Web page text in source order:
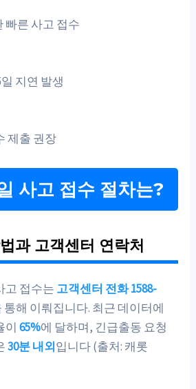
빠른 사고 접수
지연 발생
제출 권장
사고 접수 절차는?
과 고객센터 연락처
고 접수는 고객센터 전화 1588-
통해 이뤄집니다. 최근 데이터에
이65%에 달하며, 긴급출동 요청
30분 내외입니다 (출처: 캐롯